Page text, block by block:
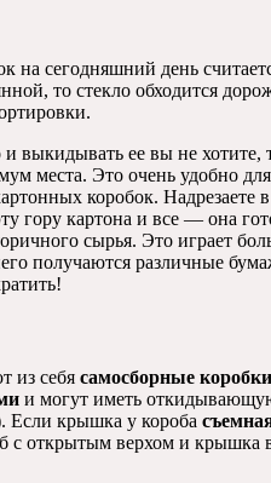
на сегодняшний день
то стекло обходится
выкидывать ее вы не хотите,
места. Это очень удобно
коробок. Надрезаете
гору картона и все — она
сырья. Это играет
получаются различные
из себя самосборные коробки
и могут иметь
Если крышка у короба
с открытым верхом и крышка